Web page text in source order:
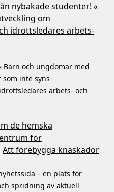
nybakade studenter! «
om
idrottsledares arbets-
Barn och ungdomar med
inte syns
arbets- och
de hemska
för
Att förebygga knäskador
– en plats för
spridning av aktuell